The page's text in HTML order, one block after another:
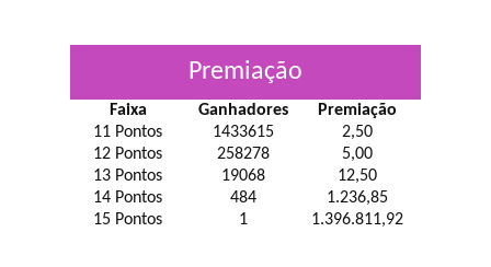
Premiação
Faixa Ganhadores
Premiação
11 Pontos
1433615
2,50
12 Pontos
258278
5,00
13 Pontos
19068
12,50
14 Pontos
484
1.236,85
15 Pontos
1 1.396.811,92